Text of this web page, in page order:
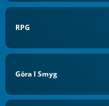
RPG
Göra I Smyg